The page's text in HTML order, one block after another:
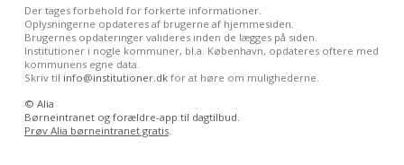
Der tages forbehold for forkerte informationer.
Oplysningerne opdateres af brugerne af hjemmesiden.
Brugernes opdateringer valideres inden de lægges på siden.
Institutioner i nogle kommuner, bl.a. København, opdateres oftere med
kommunens egne data.
Skriv til info@institutioner.dkfor at høre om mulighederne.
© Alia
Børneintranet og forældre-app til dagtilbud.
Prøv Alia børneintranet gratis.